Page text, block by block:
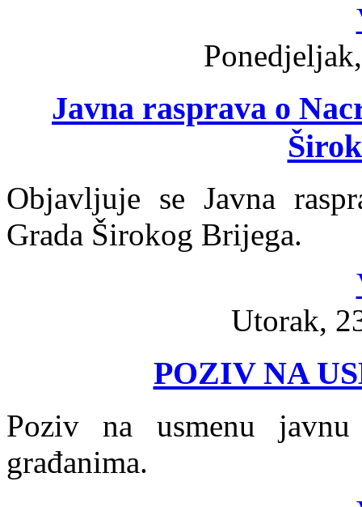
Javna rasprava o
Objavljuje se Javna
Grada Širokog Brijega.
Utorak,
POZIV NA
Poziv na usmenu javnu
građanima.